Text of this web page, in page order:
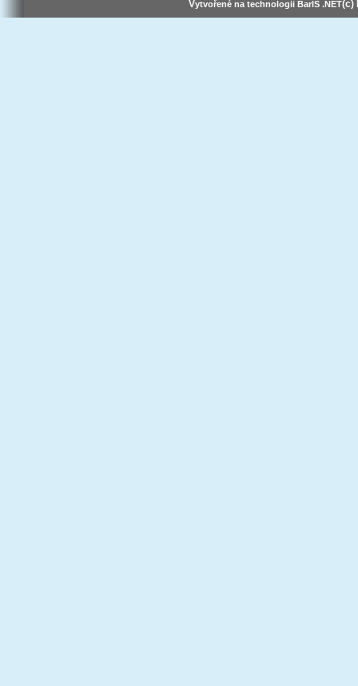
Vytvořené na technologii BarIS .NET(c)